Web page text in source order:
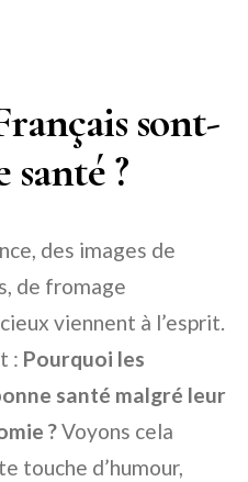
sont-
santé ?
des images de
de fromage
viennent à l’esprit.
: Pourquoi les
santé malgré leur
?Voyons cela
touche d’humour,